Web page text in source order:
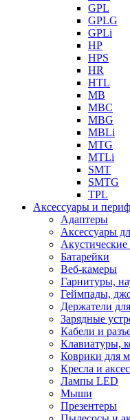
GPL
GPLG
GPLi
HP
HPS
HR
HTL
MB
MBC
MBG
MBLi
MTG
MTLi
SMT
SMTG
TPL
Аксессуары и
Адаптеры
Аксессуары
Батарейки
Веб-камеры
Гарнитуры,
Геймпады,
Держатели
Зарядные
Кабели и
Клавиатуры,
Коврики для
Кресла и
Лампы LED
Мыши
Презентеры